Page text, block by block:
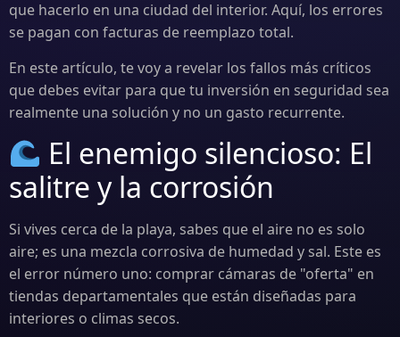
que hacerlo en una ciudad del interior. Aquí, los errores
se pagan con facturas de reemplazo total.
En este artículo, te voy a revelar los fallos más críticos
que debes evitar para que tu inversión en seguridad sea
realmente una solución y no un gasto recurrente.
El enemigo silencioso: El
salitre y la corrosión
Si vives cerca de la playa, sabes que el aire no es solo
aire; es una mezcla corrosiva de humedad y sal. Este es
el error número uno: comprar cámaras de "oferta" en
tiendas departamentales que están diseñadas para
interiores o climas secos.